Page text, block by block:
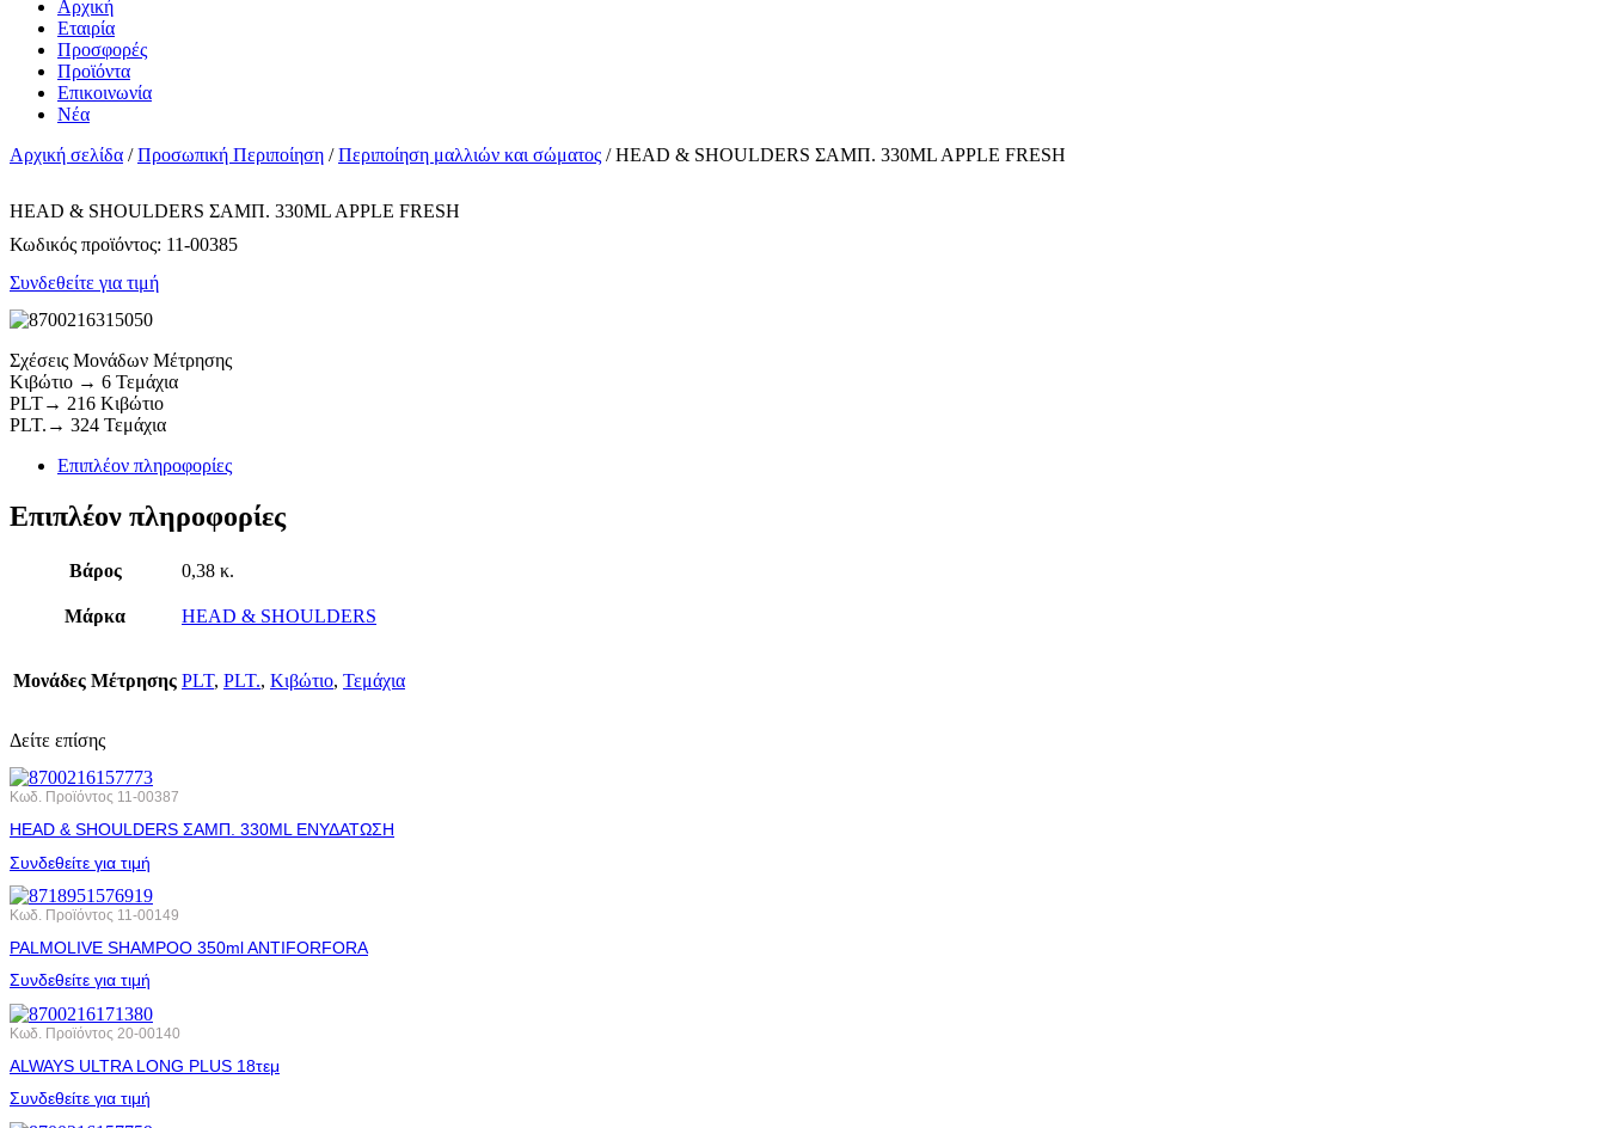
Αρχική
Εταιρία
Προσφορές
Προϊόντα
Επικοινωνία
Νέα
Αρχική σελίδα /Προσωπική Περιποίηση /Περιποίηση μαλλιών και σώματος / HEAD & SHOULDERS ΣΑΜΠ. 330ML APPLE FRESH
HEAD & SHOULDERS ΣΑΜΠ. 330ML APPLE FRESH
Κωδικός προϊόντος: 11-00385
Συνδεθείτε για τιμή
Σχέσεις Μονάδων Μέτρησης
Κιβώτιο → 6 Τεμάχια
PLT→ 216 Κιβώτιο
PLT.→ 324 Τεμάχια
Επιπλέον πληροφορίες
Επιπλέον πληροφορίες
Βάρος 0,38 κ.
Μάρκα HEAD & SHOULDERS
Μονάδες Μέτρησης PLT, PLT., Κιβώτιο, Τεμάχια
Δείτε επίσης
Κωδ. Προϊόντος 11-00387
HEAD & SHOULDERS ΣΑΜΠ. 330ML ΕΝΥΔΑΤΩΣΗ
Συνδεθείτε για τιμή
Κωδ. Προϊόντος 11-00149
PALMOLIVE SHAMPOO 350ml ANTIFORFORA
Συνδεθείτε για τιμή
Κωδ. Προϊόντος 20-00140
ALWAYS ULTRA LONG PLUS 18τεμ
Συνδεθείτε για τιμή